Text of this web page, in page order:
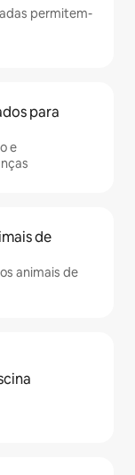
permitem-
para
e
de
animais de